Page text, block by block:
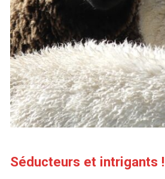
Séducteurs et intrigants !